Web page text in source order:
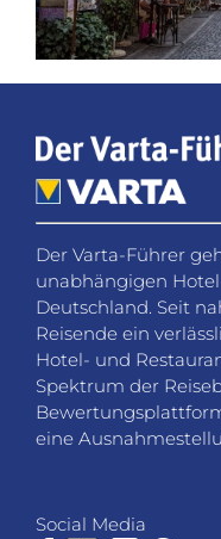
Der Varta-Führer
unabhängigen
Deutschland. Seit
Reisende ein
Hotel- und
Spektrum der
eine
Social Media